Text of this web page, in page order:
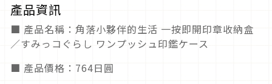
產品資訊
■ 產品名稱：角落小夥伴的生活 一按即開印章收納盒
／すみっコぐらし ワンプッシュ印鑑ケース
■ 產品價格：764日圓